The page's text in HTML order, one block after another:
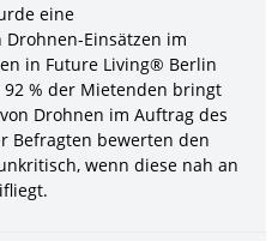
eine
Einsätzen im
in Future Living® Berlin
% der Mietenden bringt
Drohnen im Auftrag des
Befragten bewerten den
wenn diese nah an